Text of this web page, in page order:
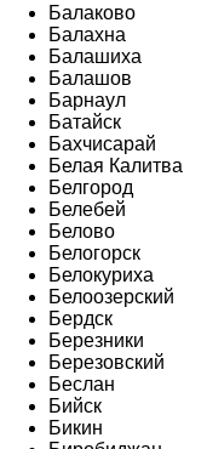
Балаково
Балахна
Балашиха
Балашов
Барнаул
Батайск
Бахчисарай
Белая Калитва
Белгород
Белебей
Белово
Белогорск
Белокуриха
Белоозерский
Бердск
Березники
Березовский
Беслан
Бийск
Бикин